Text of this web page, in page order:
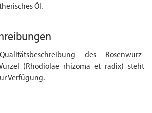
Öl.
des Rosenwurz-
(Rho­diolae rhizoma et radix) steht
Verfügung.